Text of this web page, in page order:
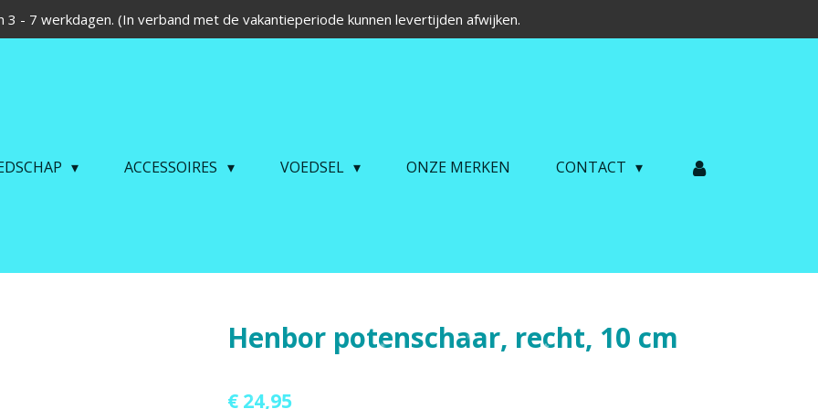
3 - 7 werkdagen. (In verband met de vakantieperiode kunnen levertijden afwijken.
ACCESSOIRES VOEDSEL ONZE MERKEN CONTACT
Henbor potenschaar, recht, 10 cm
€ 24,95